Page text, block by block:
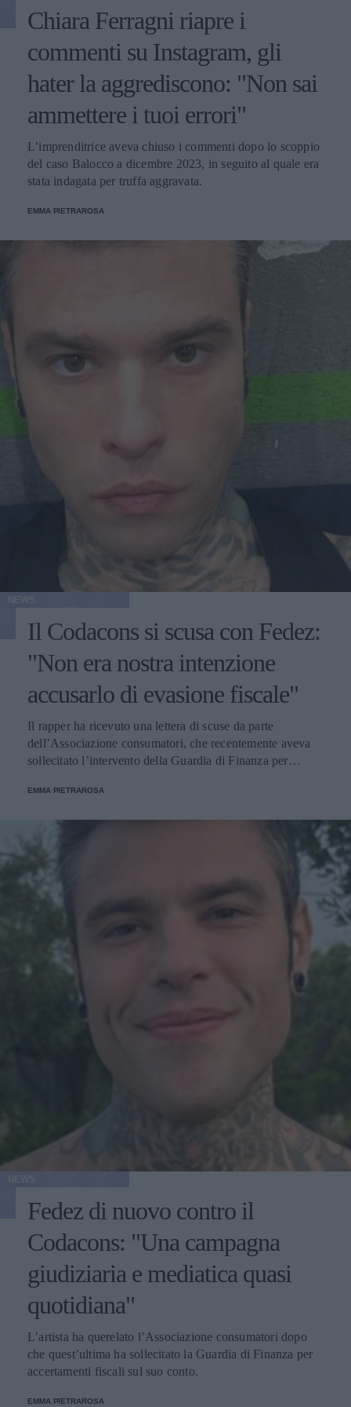
Chiara Ferragni riapre i
commenti su Instagram, gli
hater la aggrediscono: "Non sai
ammettere i tuoi errori"
L’imprenditrice aveva chiuso i commenti dopo lo scoppio
del caso Balocco a dicembre 2023, in seguito al quale era
stata indagata per truffa aggravata.
EMMA PIETRAROSA
Il Codacons si scusa con Fedez:
"Non era nostra intenzione
accusarlo di evasione fiscale"
Il rapper ha ricevuto una lettera di scuse da parte
dell’Associazione consumatori, che recentemente aveva
sollecitato l’intervento della Guardia di Finanza per
EMMA PIETRAROSA
Fedez di nuovo contro il
Codacons: "Una campagna
giudiziaria e mediatica quasi
quotidiana"
L’artista ha querelato l’Associazione consumatori dopo
che quest’ultima ha sollecitato la Guardia di Finanza per
accertamenti fiscali sul suo conto.
EMMA PIETRAROSA